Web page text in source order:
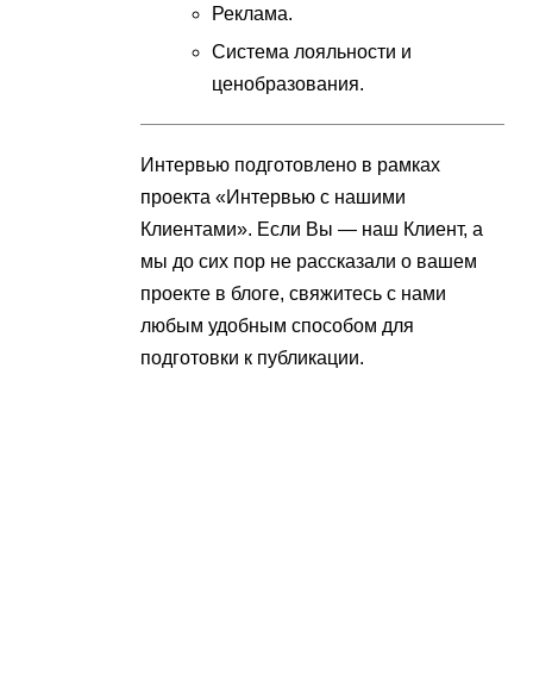
Реклама.
Система лояльности и
ценобразования.
Интервью подготовлено в рамках
проекта «Интервью с нашими
Клиентами». Если Вы — наш Клиент, а
мы до сих пор не рассказали о вашем
проекте в блоге, свяжитесь с нами
любым удобным способом для
подготовки к публикации.